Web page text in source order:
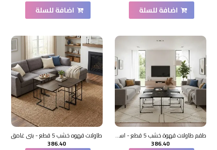
اضافة للسلة اضافة للسلة
طقم طاولات قهوة خشب 5 قطع - اسود رخامي
386.40
طاولات قهوه خشب 5 قطع - بني غامق
386.40